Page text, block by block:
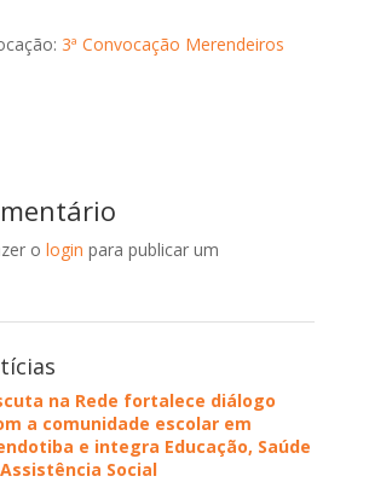
3ª Convocação Merendeiros
o login para publicar um
na Rede fortalece diálogo
a comunidade escolar em
e integra Educação, Saúde
Social